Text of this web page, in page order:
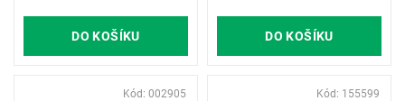
DO KOŠÍKU DO KOŠÍKU
Kód: 002905 Kód: 155599